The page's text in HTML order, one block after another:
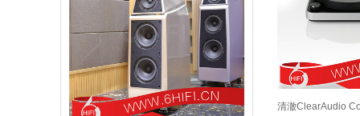
清澈ClearAudio